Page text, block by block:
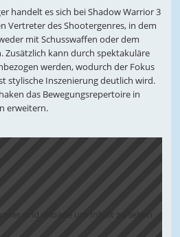
handelt es sich bei Shadow Warrior 3
Vertreter des Shootergenres, in dem
mit Schusswaffen oder dem
Zusätzlich kann durch spektakuläre
werden, wodurch der Fokus
stylische Inszenierung deutlich wird.
das Bewegungsrepertoire in
erweitern.
und reloade um Inhalt zu sehen